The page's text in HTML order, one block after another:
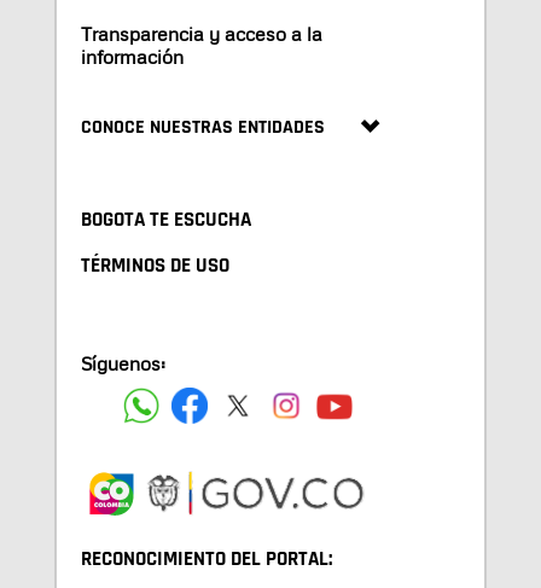
Transparencia y acceso a la
información
CONOCE NUESTRAS ENTIDADES
BOGOTA TE ESCUCHA
TÉRMINOS DE USO
Síguenos:
RECONOCIMIENTO DEL PORTAL: